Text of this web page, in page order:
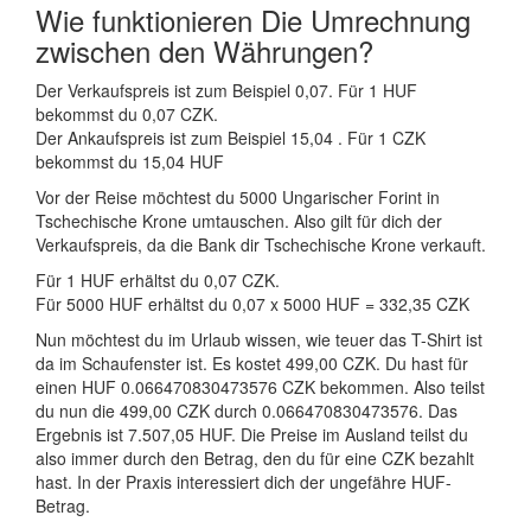
Wie funktionieren Die Umrechnung
zwischen den Währungen?
Der Verkaufspreis ist zum Beispiel 0,07. Für 1 HUF
bekommst du 0,07 CZK.
Der Ankaufspreis ist zum Beispiel 15,04 . Für 1 CZK
bekommst du 15,04 HUF
Vor der Reise möchtest du 5000 Ungarischer Forint in
Tschechische Krone umtauschen. Also gilt für dich der
Verkaufspreis, da die Bank dir Tschechische Krone verkauft.
Für 1 HUF erhältst du 0,07 CZK.
Für 5000 HUF erhältst du 0,07 x 5000 HUF = 332,35 CZK
Nun möchtest du im Urlaub wissen, wie teuer das T-Shirt ist
da im Schaufenster ist. Es kostet 499,00 CZK. Du hast für
einen HUF 0.066470830473576 CZK bekommen. Also teilst
du nun die 499,00 CZK durch 0.066470830473576. Das
Ergebnis ist 7.507,05 HUF. Die Preise im Ausland teilst du
also immer durch den Betrag, den du für eine CZK bezahlt
hast. In der Praxis interessiert dich der ungefähre HUF-
Betrag.